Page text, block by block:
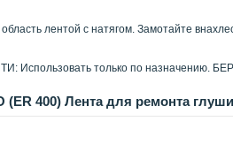
лентой с натягом. Замотайте
только по назначению.
(ER 400) Лента для ремонта